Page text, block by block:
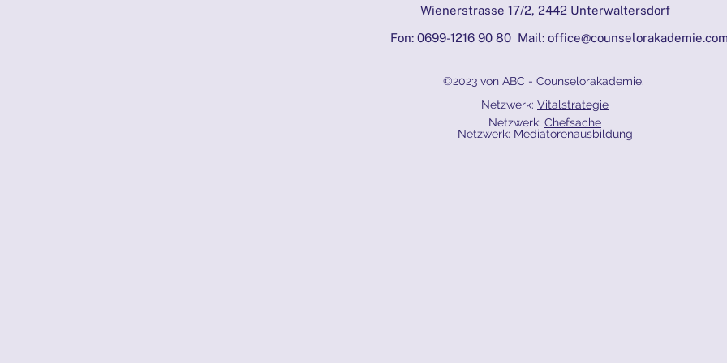
Wienerstrasse 17/2, 2442 Unterwaltersdorf
Fon: 0699-1216 90 80 Mail:
©2023 von ABC - Counselorakademie.
Netzwerk: Vitalstrategie
Netzwerk: Chefsache
Netzwerk: Mediatorenausbildung